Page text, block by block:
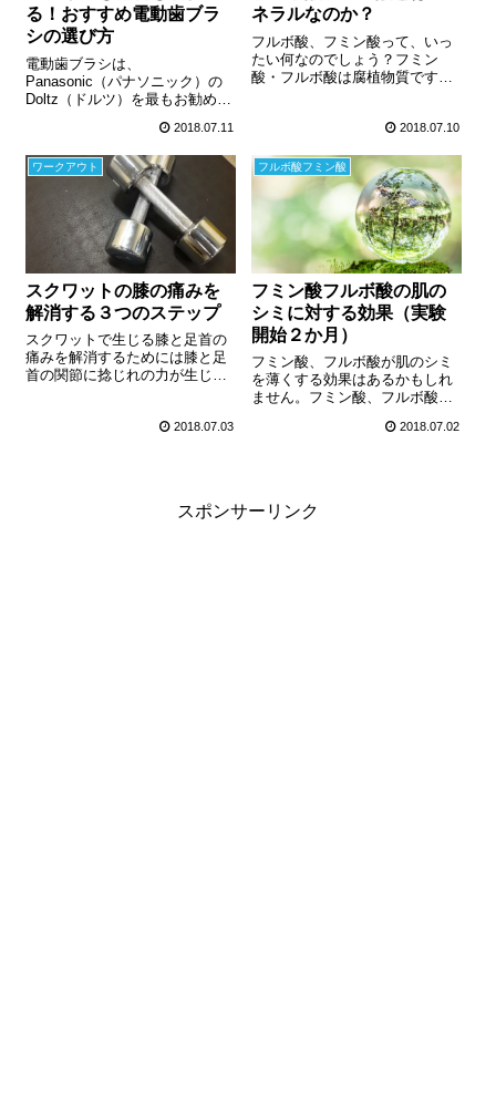
る！おすすめ電動歯ブラ
シの選び方
電動歯ブラシは、
Panasonic（パナソニック）の
Doltz（ドルツ）を最もお勧めし
て9か月、歯の隙間に溜まったス
テインも歯石も黄ばみもすべて
改善されました！歯は白くなっ
て輝きを取り戻し、歯石はキレ
イさっぱりなくなってその後は
溜まる気配がありません。
2018.07.11
ネラルなのか？
フルボ酸、フミン酸って、いっ
たい何なのでしょう？フミン
酸・フルボ酸は腐植物質です。
死骸（有機物）が、長期間に渡
熟し、土壌の中の有機物として
残ったものの総称です。天然有
機物を主要成分とする高分子で
2018.07.10
ワークアウト
スクワットの膝の痛みを
解消する３つのステップ
スクワットで生じる膝と足首の
痛みを解消するためには膝と足
首の関節に捻じれの力が生じな
ことで、膝関節と足首の関節の
2018.07.03
フルボ酸フミン酸
フミン酸フルボ酸の肌の
シミに対する効果（実験
開始２か月）
フミン酸、フルボ酸が肌のシミ
を薄くする効果はあるかもしれ
ません。フミン酸、フルボ酸が
ミに一日一回吹き付けていま
とで、フルボ酸、フ...
2018.07.02
スポンサーリンク